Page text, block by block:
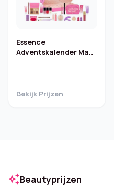
Essence
Adventskalender Make
Bekijk Prijzen
auto_awesomeBeautyprijzen